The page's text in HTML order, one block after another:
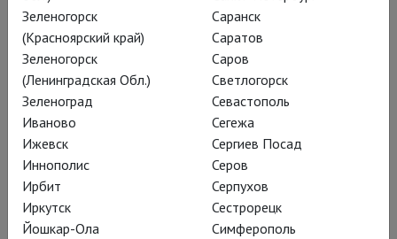
играют триллер – с
сюрпризами-
спецэффектами,
жестокими танцами и
сверхактуальными
политическими
Зеленогорск
(Красноярский край)
Зеленогорск
(Ленинградская Обл.)
Зеленоград
Иваново
Ижевск
Иннополис
Ирбит
Иркутск
Йошкар-Ола
Саранск
Саратов
Саров
Светлогорск
Севастополь
Сегежа
Сергиев Посад
Серов
Серпухов
Сестрорецк
Симферополь